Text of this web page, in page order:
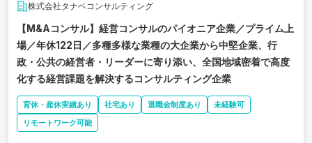
株式会社タナベコンサルティング
【M&Aコンサル】経営コンサルのパイオニア企業／プライム上
場／年休122日／多種多様な業種の大企業から中堅企業、行
政・公共の経営者・リーダーに寄り添い、全国地域密着で高度
化する経営課題を解決するコンサルティング企業
育休・産休実績あり 社宅あり 退職金制度あり
未経験可
リモートワーク可能